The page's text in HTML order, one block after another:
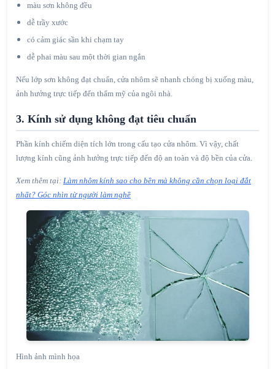
màu sơn không đều
dễ trầy xước
có cảm giác sần khi chạm tay
dễ phai màu sau một thời gian ngắn
Nếu lớp sơn không đạt chuẩn, cửa nhôm sẽ nhanh chóng bị xuống màu,
ảnh hưởng trực tiếp đến thẩm mỹ của ngôi nhà.
3. Kính sử dụng không đạt tiêu chuẩn
Phần kính chiếm diện tích lớn trong cấu tạo cửa nhôm. Vì vậy, chất
lượng kính cũng ảnh hưởng trực tiếp đến độ an toàn và độ bền của cửa.
Xem thêm tại: Làm nhôm kính sao cho bền mà không cần chọn loại đắt
nhất? Góc nhìn từ người làm nghề
Hình ảnh mình họa